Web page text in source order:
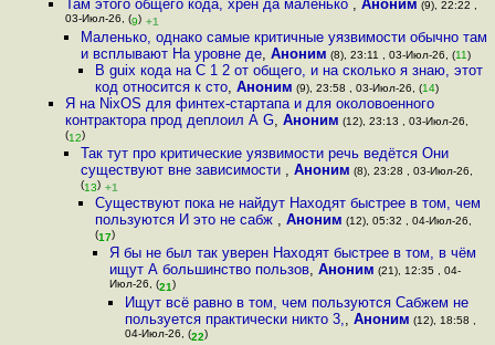
Там этого общего кода, хрен да маленько ,Аноним (9), 22:22 ,
03-Июл-26, (9) +1
Маленько, однако самые критичные уязвимости обычно там
и всплывают На уровне де, Аноним (8), 23:11 , 03-Июл-26, (11)
В guix кода на C 1 2 от общего, и на сколько я знаю, этот
код относится к сто, Аноним (9), 23:58 , 03-Июл-26, (14)
Я на NixOS для финтех-стартапа и для околовоенного
контрактора прод деплоил А G,Аноним (12), 23:13 , 03-Июл-26,
(12)
Так тут про критические уязвимости речь ведётся Они
существуют вне зависимости , Аноним (8), 23:28 , 03-Июл-26,
(13) +1
Существуют пока не найдут Находят быстрее в том, чем
пользуются И это не сабж , Аноним (12), 05:32 , 04-Июл-26,
(17)
Я бы не был так уверен Находят быстрее в том, в чём
ищут А большинство пользов,Аноним (21), 12:35 , 04-
Июл-26, (21)
Ищут всё равно в том, чем пользуются Сабжем не
пользуется практически никто 3,, Аноним (12), 18:58 ,
04-Июл-26, (22)